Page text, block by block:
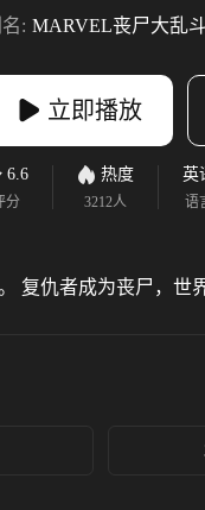
: MARVEL丧尸大乱
立即播放
6.6
分
热度
3212人
英
语
复仇者成为丧尸，